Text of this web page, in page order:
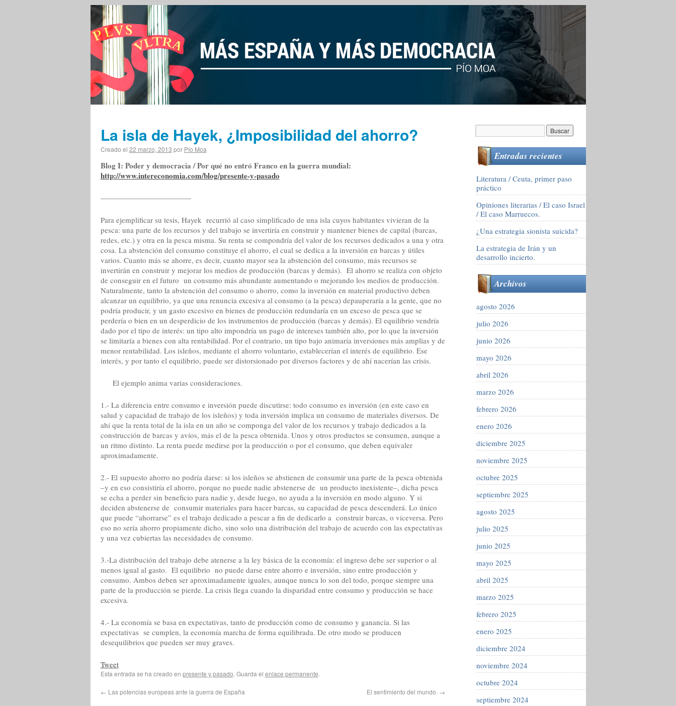
La isla de Hayek, ¿Imposibilidad del ahorro?
Creado el 22 marzo, 2013 por Pío Moa
Blog I: Poder y democracia / Por qué no entró Franco en la guerra mundial:
http://www.intereconomia.com/blog/presente-y-pasado
————————————
Para ejemplificar su tesis, Hayek recurrió al caso simplificado de una isla cuyos habitantes vivieran de la
pesca: una parte de los recursos y del trabajo se invertiría en construir y mantener bienes de capital (barcas,
redes, etc.) y otra en la pesca misma. Su renta se compondría del valor de los recursos dedicados a una y otra
cosa. La abstención del consumo constituye el ahorro, el cual se dedica a la inversión en barcas y útiles
varios. Cuanto más se ahorre, es decir, cuanto mayor sea la abstención del consumo, más recursos se
invertirán en construir y mejorar los medios de producción (barcas y demás). El ahorro se realiza con objeto
de conseguir en el futuro un consumo más abundante aumentando o mejorando los medios de producción.
Naturalmente, tanto la abstención del consumo o ahorro, como la inversión en material productivo deben
alcanzar un equilibrio, ya que una renuncia excesiva al consumo (a la pesca) depauperaría a la gente, que no
podría producir, y un gasto excesivo en bienes de producción redundaría en un exceso de pesca que se
perdería o bien en un desperdicio de los instrumentos de producción (barcas y demás). El equilibrio vendría
dado por el tipo de interés: un tipo alto impondría un pago de intereses también alto, por lo que la inversión
se limitaría a bienes con alta rentabilidad. Por el contrario, un tipo bajo animaría inversiones más amplias y de
menor rentabilidad. Los isleños, mediante el ahorro voluntario, establecerían el interés de equilibrio. Ese
interés, y por tanto el equilibrio, puede ser distorsionado por diversos factores y de ahí nacerían las crisis.
El ejemplo anima varias consideraciones.
1.- La diferencia entre consumo e inversión puede discutirse: todo consumo es inversión (en este caso en
salud y capacidad de trabajo de los isleños) y toda inversión implica un consumo de materiales diversos. De
ahí que la renta total de la isla en un año se componga del valor de los recursos y trabajo dedicados a la
construcción de barcas y avíos, más el de la pesca obtenida. Unos y otros productos se consumen, aunque a
un ritmo distinto. La renta puede medirse por la producción o por el consumo, que deben equivaler
aproximadamente.
2.- El supuesto ahorro no podría darse: si los isleños se abstienen de consumir una parte de la pesca obtenida
–y en eso consistiría el ahorro, porque no puede nadie abstenerse de un producto inexistente–, dicha pesca
se echa a perder sin beneficio para nadie y, desde luego, no ayuda a la inversión en modo alguno. Y si
deciden abstenerse de consumir materiales para hacer barcas, su capacidad de pesca descenderá. Lo único
que puede “ahorrarse” es el trabajo dedicado a pescar a fin de dedicarlo a construir barcas, o viceversa. Pero
eso no sería ahorro propiamente dicho, sino solo una distribución del trabajo de acuerdo con las expectativas
y una vez cubiertas las necesidades de consumo.
3.-La distribución del trabajo debe atenerse a la ley básica de la economía: el ingreso debe ser superior o al
menos igual al gasto. El equilibrio no puede darse entre ahorro e inversión, sino entre producción y
consumo. Ambos deben ser aproximadamente iguales, aunque nunca lo son del todo, porque siempre una
parte de la producción se pierde. La crisis llega cuando la disparidad entre consumo y producción se hace
excesiva.
4.- La economía se basa en expectativas, tanto de producción como de consumo y ganancia. Si las
expectativas se cumplen, la economía marcha de forma equilibrada. De otro modo se producen
desequilibrios que pueden ser muy graves.
Tweet
Esta entrada se ha creado en presente y pasado. Guarda el enlace permanente.
← Las potencias europeas ante la guerra de España El sentimiento del mundo. →
Entradas recientes
Literatura / Ceuta, primer paso
práctico
Opiniones literarias / El caso Israel
/ El caso Marruecos.
¿Una estrategia sionista suicida?
La estrategia de Irán y un
desarrollo incierto.
Archivos
agosto 2026
julio 2026
junio 2026
mayo 2026
abril 2026
marzo 2026
febrero 2026
enero 2026
diciembre 2025
noviembre 2025
octubre 2025
septiembre 2025
agosto 2025
julio 2025
junio 2025
mayo 2025
abril 2025
marzo 2025
febrero 2025
enero 2025
diciembre 2024
noviembre 2024
octubre 2024
septiembre 2024